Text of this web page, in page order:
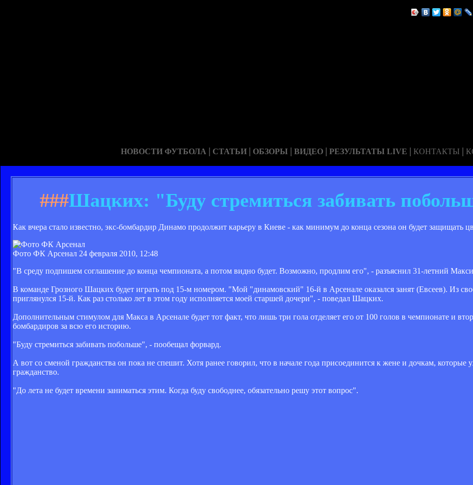
НОВОСТИ ФУТБОЛА | СТАТЬИ | ОБЗОРЫ | ВИДЕО | РЕЗУЛЬТАТЫ LIVE | КОНТАКТЫ |
###Шацких: "Буду стремиться забивать
Как вчера стало известно, экс-бомбардир Динамо продолжит карьеру в Киеве - как минимум до конца сезона он будет защищать
Фото ФК Арсенал 24 февраля 2010, 12:48
"В среду подпишем соглашение до конца чемпионата, а потом видно будет. Возможно, продлим его", - разъяснил 31-летний
В команде Грозного Шацких будет играть под 15-м номером. "Мой "динамовский" 16-й в Арсенале оказался занят (Евсеев). Из
приглянулся 15-й. Как раз столько лет в этом году исполняется моей старшей дочери", - поведал Шацких.
Дополнительным стимулом для Макса в Арсенале будет тот факт, что лишь три гола отделяет его от 100 голов в чемпионате и
бомбардиров за всю его историю.
"Буду стремиться забивать побольше", - пообещал форвард.
А вот со сменой гражданства он пока не спешит. Хотя ранее говорил, что в начале года присоединится к жене и дочкам, которые
гражданство.
"До лета не будет времени заниматься этим. Когда буду свободнее, обязательно решу этот вопрос".